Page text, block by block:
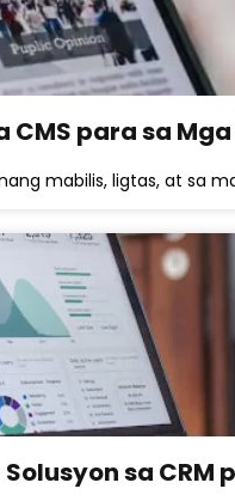
CMS para sa
mabilis, ligtas, at sa
sa CRM